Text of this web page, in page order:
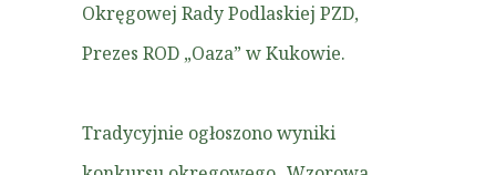
Okręgowej Rady Podlaskiej PZD,
Prezes ROD „Oaza” w Kukowie.
Tradycyjnie ogłoszono wyniki